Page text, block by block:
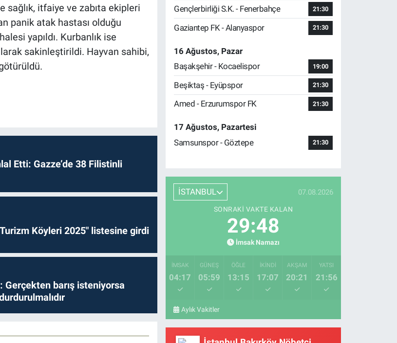
sağlık, itfaiye ve zabıta ekipleri
panik atak hastası olduğu
yapıldı. Kurbanlık ise
sakinleştirildi. Hayvan sahibi,
Etti: Gazze’de 38 Filistinli
Köyleri 2025" listesine girdi
Gerçekten barış isteniyorsa
Gençlerbirliği S.K. - Fenerbahçe 21:30
Gaziantep FK - Alanyaspor 21:30
16 Ağustos, Pazar
Başakşehir - Kocaelispor
19:00
Beşiktaş - Eyüpspor 21:30
Amed - Erzurumspor FK 21:30
17 Ağustos, Pazartesi
Samsunspor - Göztepe
21:30
İSTANBUL 07.08.2026
SONRAKI VAKTE KALAN
29:47
İmsak Namazı
İMSAK
04:17
GÜNEŞ
05:59
ÖĞLE
13:15
İKINDI
17:07
AKŞAM
20:21
YATSI
21:56
Aylık Vakitler